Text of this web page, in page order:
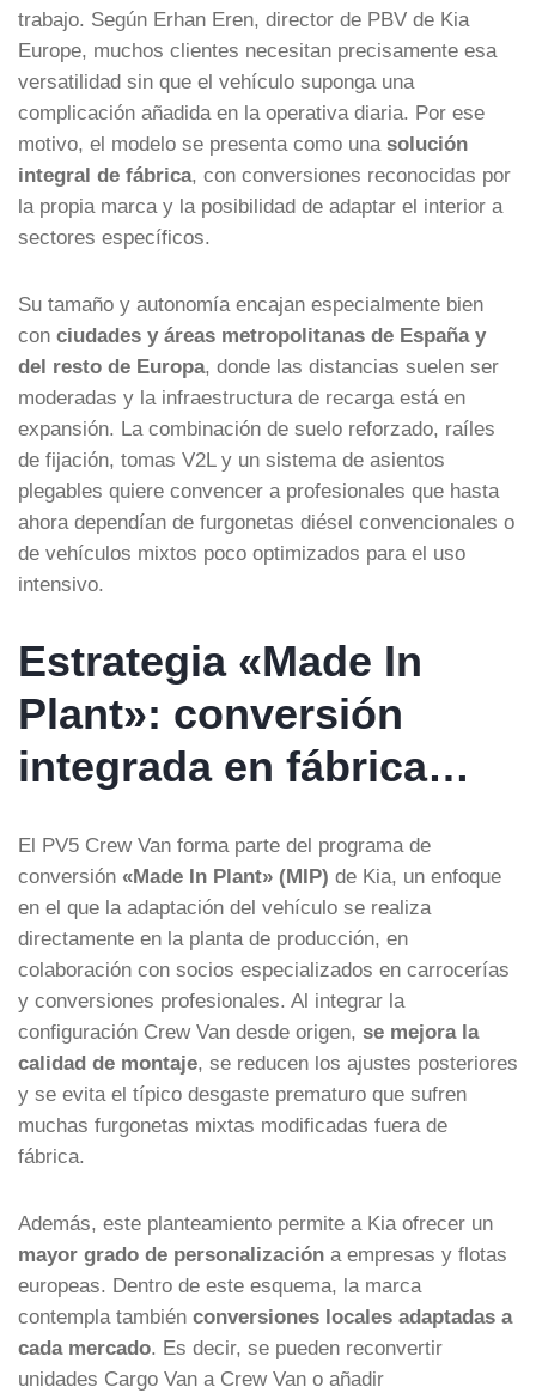
trabajo. Según Erhan Eren, director de PBV de Kia
Europe, muchos clientes necesitan precisamente esa
versatilidad sin que el vehículo suponga una
complicación añadida en la operativa diaria. Por ese
motivo, el modelo se presenta como una solución
integral de fábrica, con conversiones reconocidas por
la propia marca y la posibilidad de adaptar el interior a
sectores específicos.
Su tamaño y autonomía encajan especialmente bien
con ciudades y áreas metropolitanas de España y
del resto de Europa, donde las distancias suelen ser
moderadas y la infraestructura de recarga está en
expansión. La combinación de suelo reforzado, raíles
de fijación, tomas V2L y un sistema de asientos
plegables quiere convencer a profesionales que hasta
ahora dependían de furgonetas diésel convencionales o
de vehículos mixtos poco optimizados para el uso
intensivo.
Estrategia «Made In
Plant»: conversión
integrada en fábrica…
El PV5 Crew Van forma parte del programa de
conversión «Made In Plant» (MIP) de Kia, un enfoque
en el que la adaptación del vehículo se realiza
directamente en la planta de producción, en
colaboración con socios especializados en carrocerías
y conversiones profesionales. Al integrar la
configuración Crew Van desde origen, se mejora la
calidad de montaje, se reducen los ajustes posteriores
y se evita el típico desgaste prematuro que sufren
muchas furgonetas mixtas modificadas fuera de
fábrica.
Además, este planteamiento permite a Kia ofrecer un
mayor grado de personalización a empresas y flotas
europeas. Dentro de este esquema, la marca
contempla también conversiones locales adaptadas a
cada mercado. Es decir, se pueden reconvertir
unidades Cargo Van a Crew Van o añadir